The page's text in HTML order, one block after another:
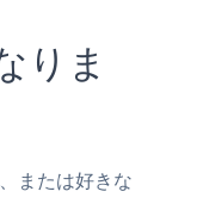
りま
または好きな